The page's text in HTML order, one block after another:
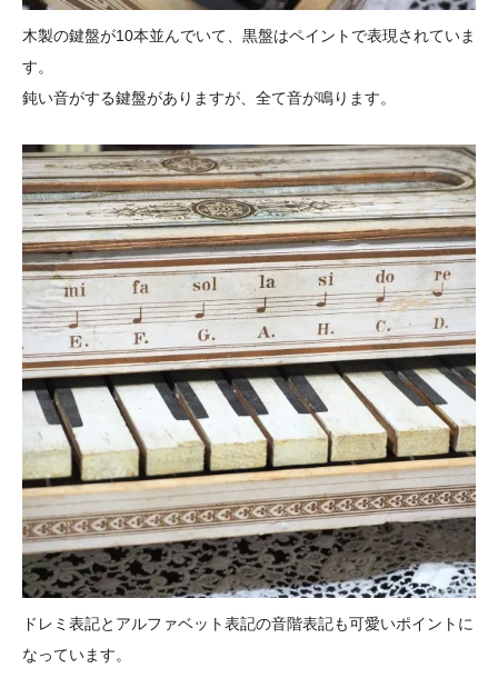
木製の鍵盤が10本並んでいて、黒盤はペイントで表現されていま
す。
鈍い音がする鍵盤がありますが、全て音が鳴ります。
ドレミ表記とアルファベット表記の音階表記も可愛いポイントに
なっています。